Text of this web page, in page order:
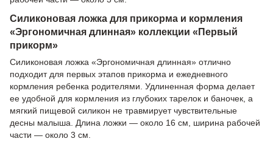
Силиконовая ложка для прикорма и кормления
«Эргономичная длинная» коллекции «Первый
прикорм»
Силиконовая ложка «Эргономичная длинная» отлично
подходит для первых этапов прикорма и ежедневного
кормления ребенка родителями. Удлиненная форма делает
ее удобной для кормления из глубоких тарелок и баночек, а
мягкий пищевой силикон не травмирует чувствительные
десны малыша. Длина ложки — около 16 см, ширина рабочей
части — около 3 см.